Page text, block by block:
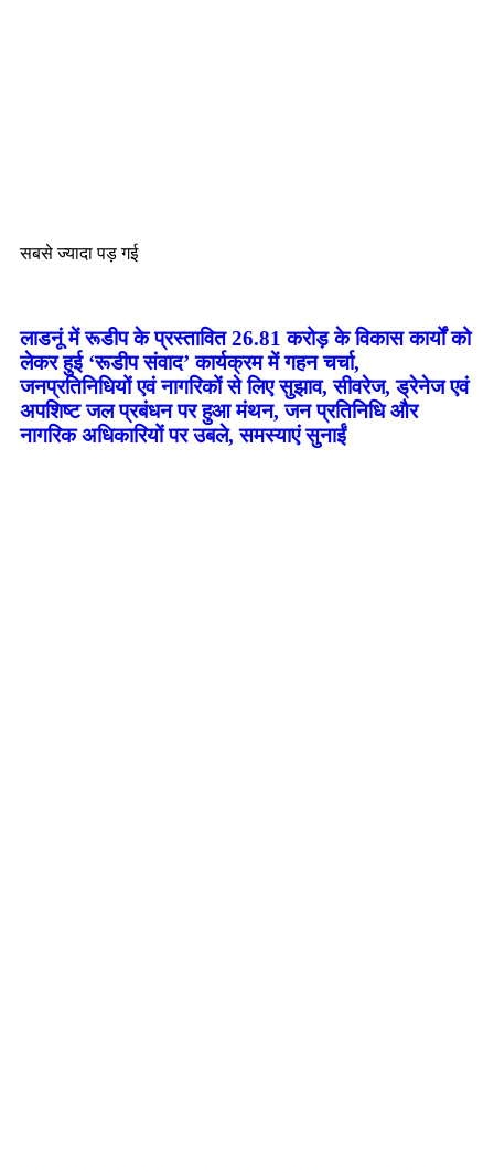
सबसे ज्यादा पड़ गई
लाडनूं में रूडीप के प्रस्तावित 26.81 करोड़ के विकास कार्यों को
लेकर हुई ‘रूडीप संवाद’ कार्यक्रम में गहन चर्चा,
जनप्रतिनिधियों एवं नागरिकों से लिए सुझाव, सीवरेज, ड्रेनेज एवं
अपशिष्ट जल प्रबंधन पर हुआ मंथन, जन प्रतिनिधि और
नागरिक अधिकारियों पर उबले, समस्याएं सुनाईं